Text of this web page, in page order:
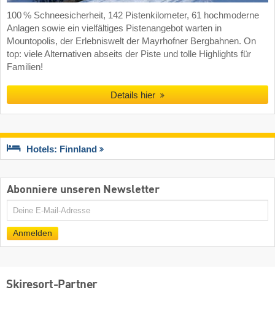
100 % Schneesicherheit, 142 Pistenkilometer, 61 hochmoderne
Anlagen sowie ein vielfältiges Pistenangebot warten in
Mountopolis, der Erlebniswelt der Mayrhofner Bergbahnen. On
top: viele Alternativen abseits der Piste und tolle Highlights für
Familien!
Details hier
Hotels: Finnland
Abonniere unseren Newsletter
E-
Mail
Anmelden
Skiresort-Partner